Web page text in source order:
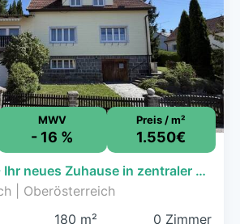
MWV
- 16 %
Preis / m²
1.550€
Einfamilienhaus - Ihr neues Zuhause in zentraler Lage
| Oberösterreich
180 m² 0 Zimmer